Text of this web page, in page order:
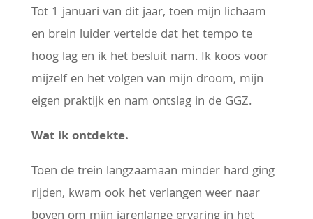
Tot 1 januari van dit jaar, toen mijn lichaam
en brein luider vertelde dat het tempo te
hoog lag en ik het besluit nam. Ik koos voor
mijzelf en het volgen van mijn droom, mijn
eigen praktijk en nam ontslag in de GGZ.
Wat ik ontdekte.
Toen de trein langzaamaan minder hard ging
rijden, kwam ook het verlangen weer naar